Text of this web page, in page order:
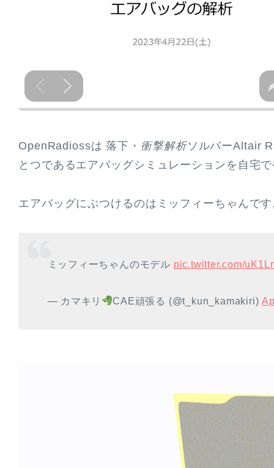
OpenRadiossは 落下・ 衝撃解析ソルバーAltair
とつであるエアバッグシミュレーションを自宅
エアバッグにぶつけるのはミッフィーちゃんで
ミッフィーちゃんのモデル pic.twitter.com/
— カマキリ CAE頑張る (@t_kun_kamakiri)